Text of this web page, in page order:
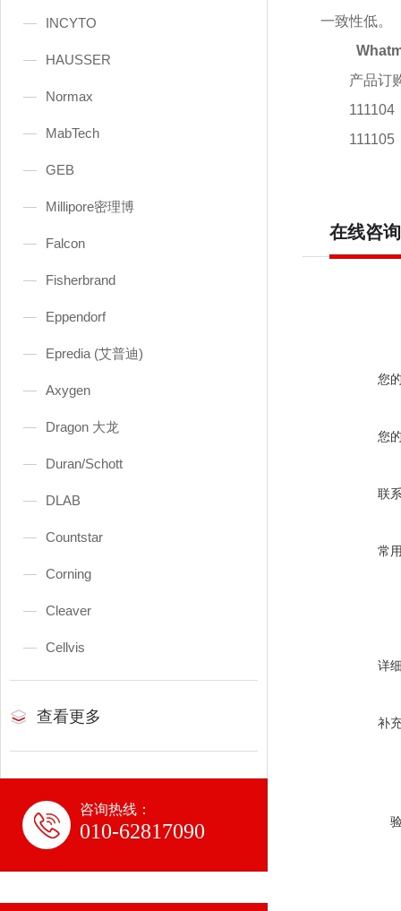
INCYTO
HAUSSER
Normax
MabTech
GEB
Millipore密理博
Falcon
Fisherbrand
Eppendorf
Epredia (艾普迪)
Axygen
Dragon 大龙
Duran/Schott
DLAB
Countstar
Corning
Cleaver
Cellvis
查看更多
咨询热线：
010-62817090
一致性低。
产品订
111104
111105
在线咨询
您
您
联
常
详
补